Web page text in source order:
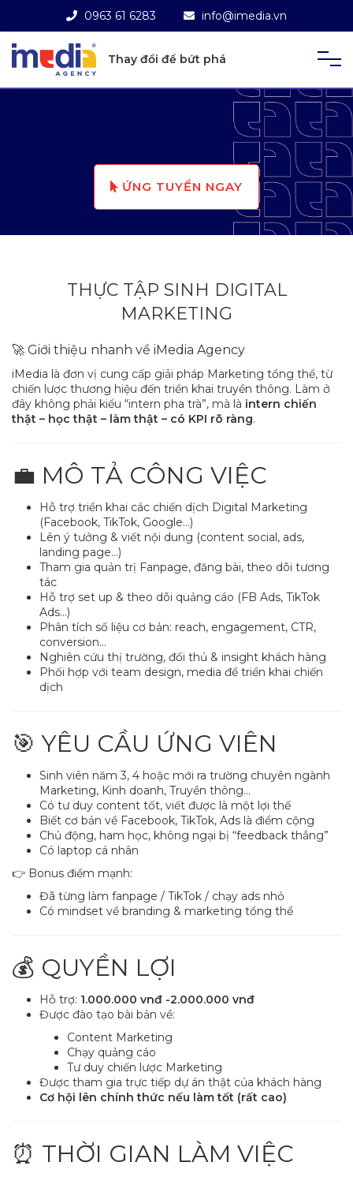
0963 61 6283 info@imedia.vn
Thay đổi để bứt phá
ỨNG TUYỂN NGAY
THỰC TẬP SINH DIGITAL
MARKETING
🚀 Giới thiệu nhanh về iMedia Agency
iMedia là đơn vị cung cấp giải pháp Marketing tổng thể, từ
chiến lược thương hiệu đến triển khai truyền thông. Làm ở
đây không phải kiểu “intern pha trà”, mà là intern chiến
thật – học thật – làm thật – có KPI rõ ràng.
💼 MÔ TẢ CÔNG VIỆC
Hỗ trợ triển khai các chiến dịch Digital Marketing
(Facebook, TikTok, Google…)
Lên ý tưởng & viết nội dung (content social, ads,
landing page…)
Tham gia quản trị Fanpage, đăng bài, theo dõi tương
tác
Hỗ trợ set up & theo dõi quảng cáo (FB Ads, TikTok
Ads…)
Phân tích số liệu cơ bản: reach, engagement, CTR,
conversion…
Nghiên cứu thị trường, đối thủ & insight khách hàng
Phối hợp với team design, media để triển khai chiến
dịch
🎯 YÊU CẦU ỨNG VIÊN
Sinh viên năm 3, 4 hoặc mới ra trường chuyên ngành
Marketing, Kinh doanh, Truyền thông…
Có tư duy content tốt, viết được là một lợi thế
Biết cơ bản về Facebook, TikTok, Ads là điểm cộng
Chủ động, ham học, không ngại bị “feedback thẳng”
Có laptop cá nhân
👉 Bonus điểm mạnh:
Đã từng làm fanpage / TikTok / chạy ads nhỏ
Có mindset về branding & marketing tổng thể
💰 QUYỀN LỢI
Hỗ trợ: 1.000.000 vnđ -2.000.000 vnđ
Được đào tạo bài bản về:
Content Marketing
Chạy quảng cáo
Tư duy chiến lược Marketing
Được tham gia trực tiếp dự án thật của khách hàng
Cơ hội lên chính thức nếu làm tốt (rất cao)
⏰ THỜI GIAN LÀM VIỆC